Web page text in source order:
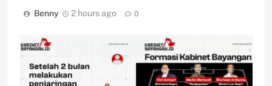
Benny 2 hours ago 0